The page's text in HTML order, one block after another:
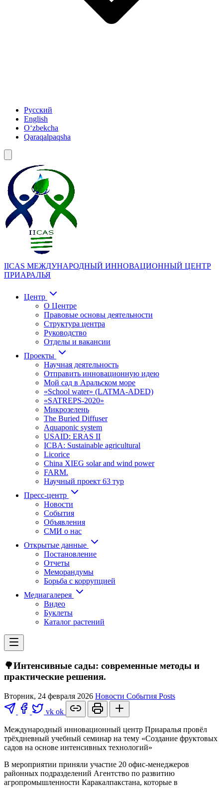
Русский
English
Oʻzbekcha
Qaraqalpaqsha
IICAS МЕЖДУНАРОДНЫЙ ИННОВАЦИОННЫЙ ЦЕНТР
ПРИАРАЛЬЯ
Центр
О Центре
Правовые основы деятельности
Структура центра
Руководство
Отделы и вакансии
Проекты
Научная деятельность
Отправить инновационную идею
Мой сад в Аральском море
«School water» (LATMA-ADED)
«SATREPS-2020»
Микрозелень
The Buried Diffuser
Aquaponic system
USAID: ERAS II
ICBA: Sustainable agricultural
Licorice
China XIEG solar and wind power
FARM.
Научный проект 63 тур
Пресс-центр
Новости
События
Объявления
СМИ о нас
Открытые данные
Постановление
Отчеты
Меморандумы
Борьба с коррупцией
Медиагалерея
Видео
Буклеты
Каталог растений
🌳Интенсивные сады: современные методы и
практические решения.
Вторник, 24 февраля 2026 Новости События Posts
vk ok
Международный инновационный центр Приаралья провёл
трёхдневный учебный семинар на тему «Создание фруктовых
садов на основе интенсивных технологий»
В мероприятии приняли участие 20 офис-менеджеров
районных подразделений Агентство по развитию
агропромышленности Каракалпакстана, которые в